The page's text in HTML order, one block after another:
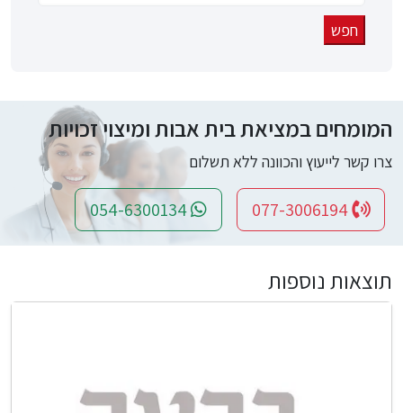
המומחים במציאת בית אבות ומיצוי זכויות
צרו קשר לייעוץ והכוונה ללא תשלום
תוצאות נוספות